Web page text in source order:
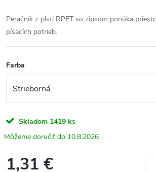
Peračník z plsti RPET so zipsom ponúka
písacích potrieb.
Farba
Skladom 1419 ks
10.8.2026
1,31 €